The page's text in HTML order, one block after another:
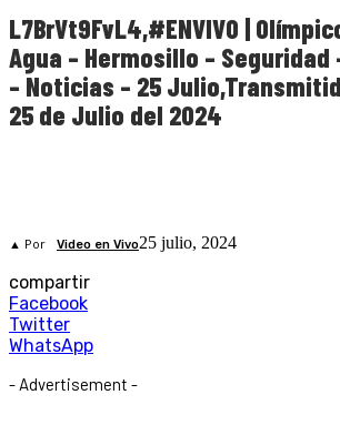
L7BrVt9FvL4,#ENVIVO |
Agua – Hermosillo – Seguridad
– Noticias – 25
25 de Julio del 2024
▲ Por Video en Vivo25 julio, 2024
compartir
Facebook
Twitter
WhatsApp
- Advertisement -